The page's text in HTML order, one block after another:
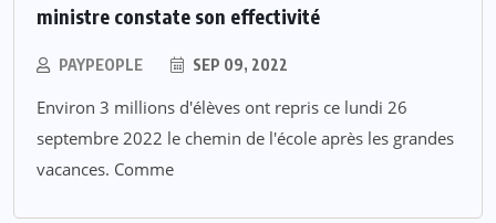
ministre constate son effectivité
PAYPEOPLE SEP 09, 2022
Environ 3 millions d'élèves ont repris ce lundi 26
septembre 2022 le chemin de l'école après les grandes
vacances. Comme